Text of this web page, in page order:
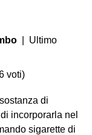
| Ultimo
voti)
di
incorporarla nel
sigarette di